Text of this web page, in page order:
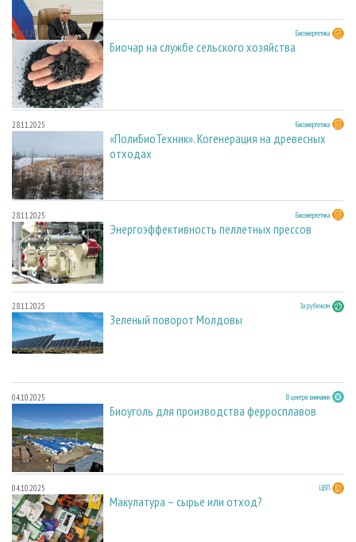
28.11.2025 Биоэнергетика
Биочар на службе сельского хозяйства
28.11.2025 Биоэнергетика
«ПолиБиоТехник». Когенерация на древесных
отходах
28.11.2025 Биоэнергетика
Энергоэффективность пеллетных прессов
28.11.2025 За рубежом
Зеленый поворот Молдовы
04.10.2025 В центре внимания
Биоуголь для производства ферросплавов
04.10.2025 ЦБП
Макулатура – сырье или отход?